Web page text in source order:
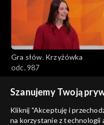
Gra słów. Krzyżówka
odc. 987
Szanujemy Twoją
Kliknij "Akceptuję i
na korzystanie z technologii